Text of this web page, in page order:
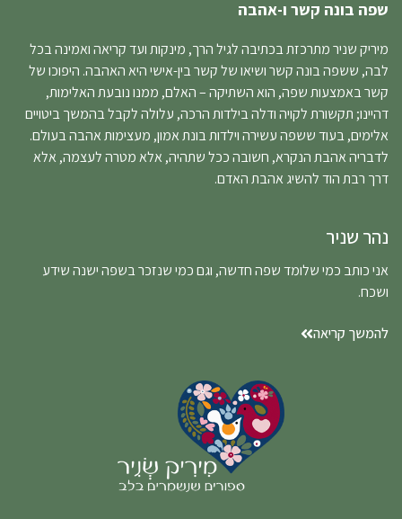
שפה בונה קשר ו-אהבה
מיריק שניר מתרכזת בכתיבה לגיל הרך, מינקות ועד קריאה ואמינה בכל
לבה, ששפה בונה קשר ושיאו של קשר בין-אישי היא האהבה. היפוכו של
קשר באמצעות שפה, הוא השתיקה – האלם, ממנו נובעת האלימות,
דהיינו; תקשורת לקויה ודלה בילדות הרכה, עלולה לקבל בהמשך ביטויים
אלימים, בעוד ששפה עשירה וילדות בונת אמון, מעצימות אהבה בעולם.
לדבריה אהבת הנקרא, חשובה ככל שתהיה, אלא מטרה לעצמה, אלא
דרך רבת הוד להשיג אהבת האדם.
נהר שניר
אני כותב כמי שלומד שפה חדשה, וגם כמי שנזכר בשפה ישנה שידע
ושכח.
להמשך קריאה